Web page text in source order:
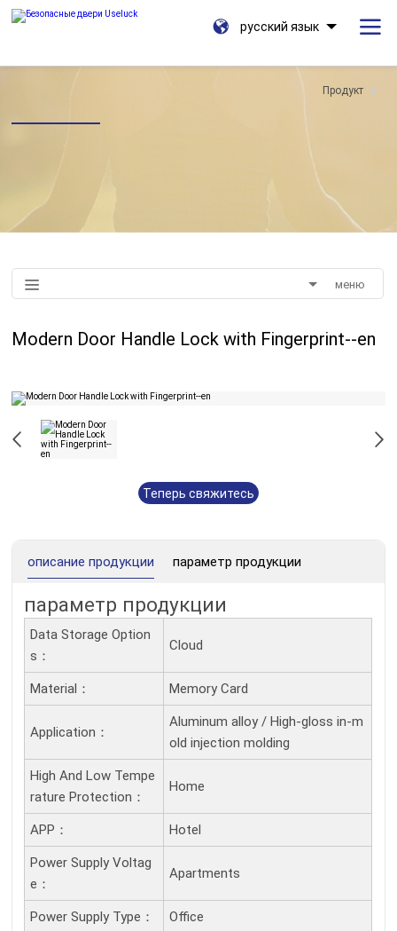
русский язык
Продукт
меню
Modern Door Handle Lock with Fingerprint--en
Теперь свяжитесь
описание продукции параметр продукции
параметр продукции
Data Storage Option
S：
Cloud
Material： Memory Card
Application：
Aluminum alloy / High-gloss in-m
old injection molding
High And Low Tempe
Rature Protection：
Home
APP： Hotel
Power Supply Voltag
E：
Apartments
Power Supply Type： Office